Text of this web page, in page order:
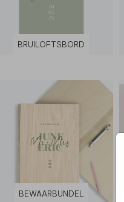
van
een complete set in
BRUILOFTSBORD
BEWAARBUNDEL